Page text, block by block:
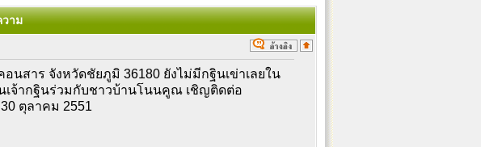
าม
สาร จังหวัดชัยภูมิ 36180 ยังไม่มีกฐินเข่าเลยใน
เจ้ากฐินร่วมกับชาวบ้านโนนคูณ เชิญติดต่อ
ตุลาคม 2551